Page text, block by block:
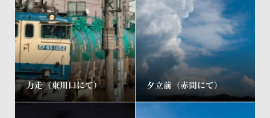
力走（東川口にて） 夕立前（赤間にて）